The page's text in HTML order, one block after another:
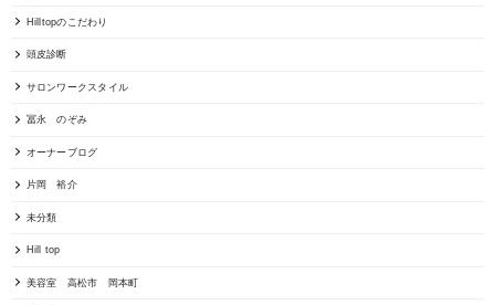
Hilltopのこだわり
頭皮診断
サロンワークスタイル
冨永 のぞみ
オーナーブログ
片岡 裕介
未分類
Hill top
美容室 高松市 岡本町